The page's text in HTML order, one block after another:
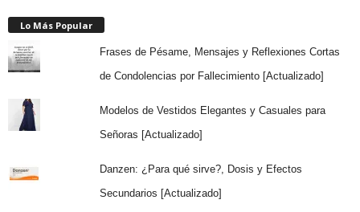
Lo Más Popular
Frases de Pésame, Mensajes y Reflexiones Cortas
de Condolencias por Fallecimiento [Actualizado]
Modelos de Vestidos Elegantes y Casuales para
Señoras [Actualizado]
Danzen: ¿Para qué sirve?, Dosis y Efectos
Secundarios [Actualizado]